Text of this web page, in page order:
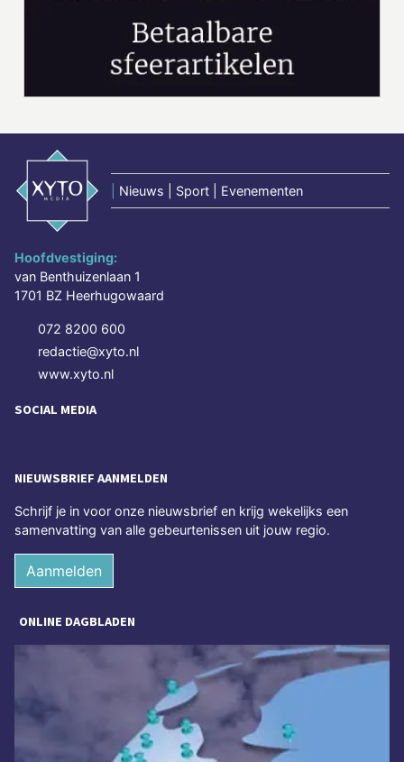
Nieuws | Sport | Evenementen
Hoofdvestiging:
van Benthuizenlaan 1
1701 BZ Heerhugowaard
072 8200 600
redactie@xyto.nl
www.xyto.nl
SOCIAL MEDIA
NIEUWSBRIEF AANMELDEN
Schrijf je in voor onze nieuwsbrief en krijg wekelijks een
samenvatting van alle gebeurtenissen uit jouw regio.
Aanmelden
ONLINE DAGBLADEN